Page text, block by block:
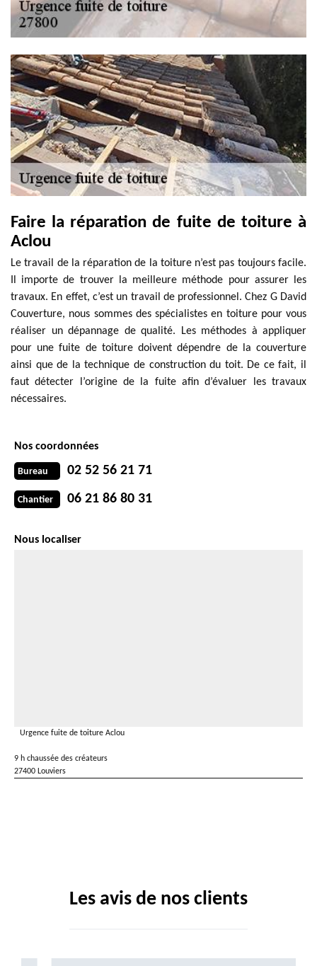
Faire la réparation de fuite de toiture à
Aclou
Le travail de la réparation de la toiture n’est pas toujours facile.
Il importe de trouver la meilleure méthode pour assurer les
travaux. En effet, c’est un travail de professionnel. Chez G David
Couverture, nous sommes des spécialistes en toiture pour vous
réaliser un dépannage de qualité. Les méthodes à appliquer
pour une fuite de toiture doivent dépendre de la couverture
ainsi que de la technique de construction du toit. De ce fait, il
faut détecter l’origine de la fuite afin d’évaluer les travaux
nécessaires.
Nos coordonnées
Bureau 02 52 56 21 71
Chantier 06 21 86 80 31
Nous localiser
Urgence fuite de toiture Aclou
9 h chaussée des créateurs
27400 Louviers
Les avis de nos clients